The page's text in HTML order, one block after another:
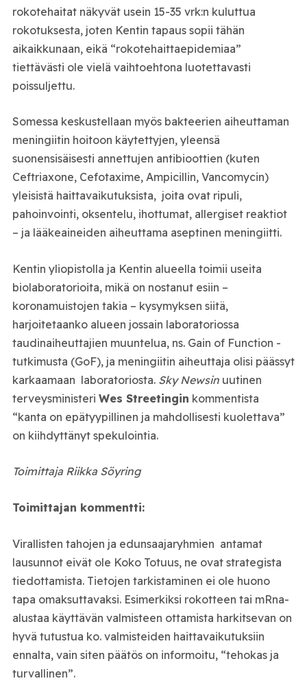
rokotehaitat näkyvät usein 15-35 vrk:n kuluttua
rokotuksesta, joten Kentin tapaus sopii tähän
aikaikkunaan, eikä “rokotehaittaepidemiaa”
tiettävästi ole vielä vaihtoehtona luotettavasti
poissuljettu.
Somessa keskustellaan myös bakteerien aiheuttaman
meningiitin hoitoon käytettyjen, yleensä
suonensisäisesti annettujen antibioottien (kuten
Ceftriaxone, Cefotaxime, Ampicillin, Vancomycin)
yleisistä haittavaikutuksista, joita ovat ripuli,
pahoinvointi, oksentelu, ihottumat, allergiset reaktiot
– ja lääkeaineiden aiheuttama aseptinen meningiitti.
Kentin yliopistolla ja Kentin alueella toimii useita
biolaboratorioita, mikä on nostanut esiin –
koronamuistojen takia – kysymyksen siitä,
harjoitetaanko alueen jossain laboratoriossa
taudinaiheuttajien muuntelua, ns. Gain of Function -
tutkimusta (GoF), ja meningiitin aiheuttaja olisi päässyt
karkaamaan laboratoriosta.Sky Newsin uutinen
terveysministeri Wes Streetingin kommentista
“kanta on epätyypillinen ja mahdollisesti kuolettava”
on kiihdyttänyt spekulointia.
Toimittaja Riikka Söyring
Toimittajan kommentti:
Virallisten tahojen ja edunsaajaryhmien antamat
lausunnot eivät ole Koko Totuus, ne ovat strategista
tiedottamista. Tietojen tarkistaminen ei ole huono
tapa omaksuttavaksi. Esimerkiksi rokotteen tai mRna-
alustaa käyttävän valmisteen ottamista harkitsevan on
hyvä tutustua ko. valmisteiden haittavaikutuksiin
ennalta, vain siten päätös on informoitu, “tehokas ja
turvallinen”.